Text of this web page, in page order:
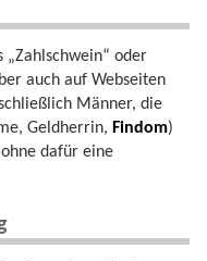
„Zahlschwein“ oder
auch auf Webseiten
Männer, die
Geldherrin, Findom)
dafür eine